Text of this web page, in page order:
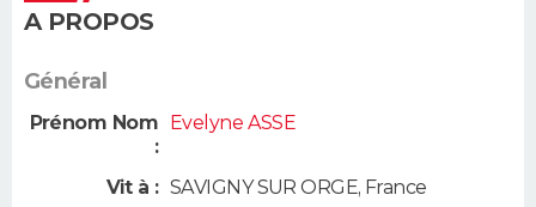
A PROPOS
Général
Prénom Nom
:
Evelyne ASSE
Vit à : SAVIGNY SUR ORGE, France